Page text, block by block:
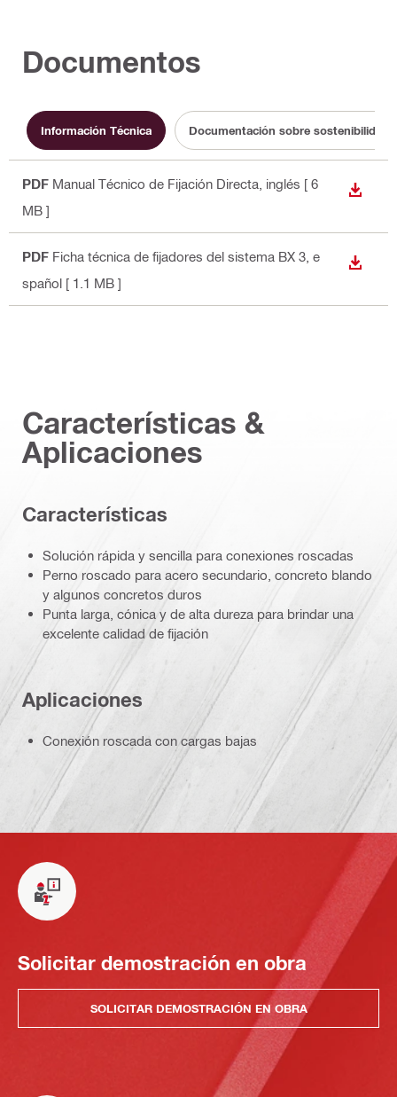
Documentos
Información Técnica Documentación sobre sostenibilidad
PDF Manual Técnico de Fijación Directa , inglés [ 6
MB ]
PDF Ficha técnica de fijadores del sistema BX 3 , e
spañol [ 1.1 MB ]
Características &
Aplicaciones
Características
Solución rápida y sencilla para conexiones roscadas
Perno roscado para acero secundario, concreto blando
y algunos concretos duros
Punta larga, cónica y de alta dureza para brindar una
excelente calidad de fijación
Aplicaciones
Conexión roscada con cargas bajas
Solicitar demostración en obra
SOLICITAR DEMOSTRACIÓN EN OBRA